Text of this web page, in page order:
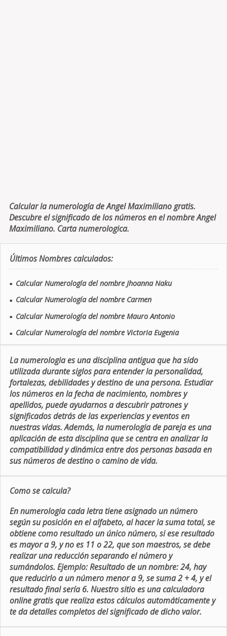
Calcular la numerología de Angel Maximiliano gratis.
Descubre el significado de los números en el nombre Angel
Maximiliano. Carta numerologica.
Últimos Nombres calculados:
■ Calcular Numerología del nombre Jhoanna Naku
■ Calcular Numerología del nombre Carmen
■ Calcular Numerología del nombre Mauro Antonio
■ Calcular Numerología del nombre Victoria Eugenia
La numerologia es una disciplina antigua que ha sido
utilizada durante siglos para entender la personalidad,
fortalezas, debilidades y destino de una persona. Estudiar
los números en la fecha de nacimiento, nombres y
apellidos, puede ayudarnos a descubrir patrones y
significados detrás de las experiencias y eventos en
nuestras vidas. Además, la numerologia de pareja es una
aplicación de esta disciplina que se centra en analizar la
compatibilidad y dinámica entre dos personas basada en
sus números de destino o camino de vida.
Como se calcula?
En numerologia cada letra tiene asignado un número
según su posición en el alfabeto, al hacer la suma total, se
obtiene como resultado un único número, si ese resultado
es mayor a 9, y no es 11 o 22, que son maestros, se debe
realizar una reducción separando el número y
sumándolos. Ejemplo: Resultado de un nombre: 24, hay
que reducirlo a un número menor a 9, se suma 2 + 4, y el
resultado final sería 6. Nuestro sitio es una calculadora
online gratis que realiza estos cálculos automáticamente y
te da detalles completos del significado de dicho valor.